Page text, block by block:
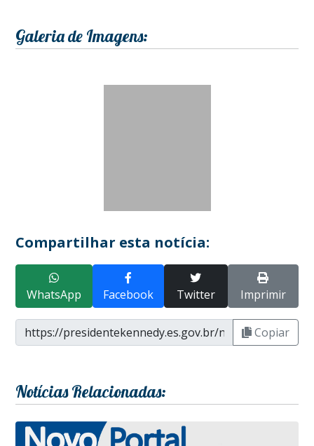
Galeria de Imagens:
Compartilhar esta notícia:
WhatsApp Facebook Twitter Imprimir
Copiar
Notícias Relacionadas: